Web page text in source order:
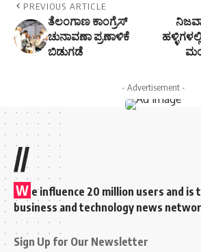
PREVIOUS ARTICLE
ತೆಲಂಗಾಣ ಕಾಂಗ್ರೆಸ್
ಚುನಾವಣಾ ಪ್ರಣಾಳಿಕೆ
ಬಿಡುಗಡೆ
- Advertisement -
//
W e influence 20 million users and is
business and technology news
Sign Up for Our Newsletter